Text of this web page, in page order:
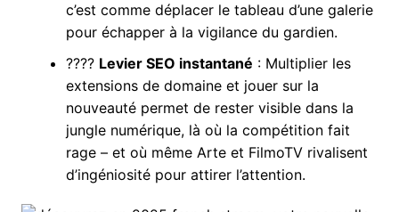
c’est comme déplacer le tableau d’une galerie
pour échapper à la vigilance du gardien.
???? Levier SEO instantané : Multiplier les
extensions de domaine et jouer sur la
nouveauté permet de rester visible dans la
jungle numérique, là où la compétition fait
rage – et où même Arte et FilmoTV rivalisent
d’ingéniosité pour attirer l’attention.